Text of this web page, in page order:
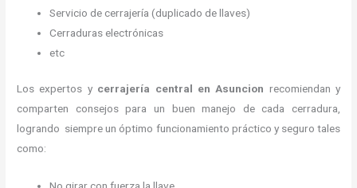
Servicio de cerrajería (duplicado de llaves)
Cerraduras electrónicas
etc
Los expertos y cerrajería central en Asuncion recomiendan y
comparten consejos para un buen manejo de cada cerradura,
logrando siempre un óptimo funcionamiento práctico y seguro tales
como: